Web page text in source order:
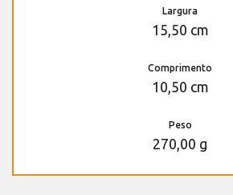
Largura
15,50 cm
Comprimento
10,50 cm
Peso
270,00 g